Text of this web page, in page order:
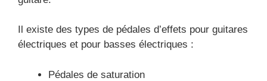
Il existe des types de pédales d’effets pour guitares
électriques et pour basses électriques :
Pédales de saturation